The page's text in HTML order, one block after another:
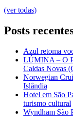
(ver todas)
Posts
Azul retoma
LÚMINA – O
Caldas Novas
Norwegian
Islândia
Hotel em São
turismo cultural
Wyndham São